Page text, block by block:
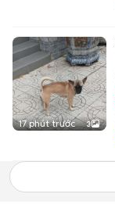
17 phút trước 3